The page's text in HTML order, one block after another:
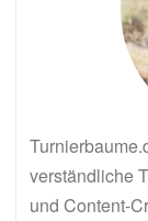
verständliche
und Content-